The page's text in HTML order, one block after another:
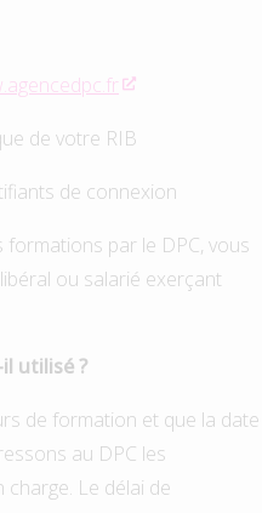
de votre RIB
de connexion
par le DPC, vous
ou salarié exerçant
utilisé ?
de formation et que la date
au DPC les
Le délai de